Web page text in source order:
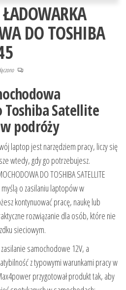
DO TOSHIBA
Toshiba Satellite
podróży
laptop jest narzędziem pracy, liczy się
wtedy, gdy go potrzebujesz.
DO TOSHIBA SATELLITE
o zasilaniu laptopów w
kontynuować pracę, naukę lub
rozwiązanie dla osób, które nie
sieciowym.
samochodowe 12V, a
z typowymi warunkami pracy w
przygotował produkt tak, aby